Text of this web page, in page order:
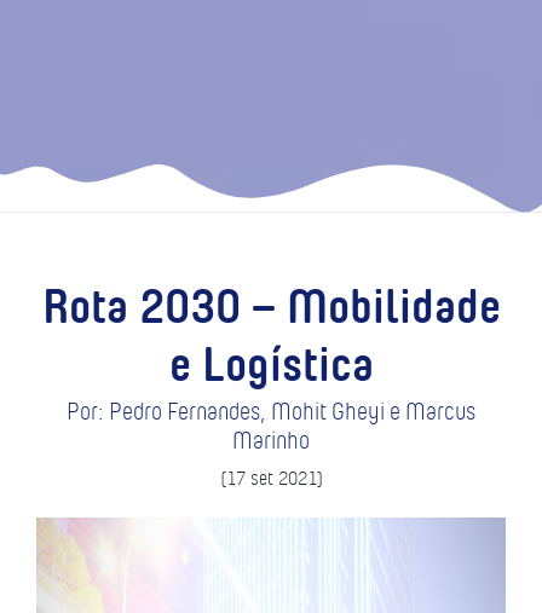
Rota 2030 – Mobilidade
e Logística
Por: Pedro Fernandes, Mohit Gheyi e Marcus
Marinho
(17 set 2021)